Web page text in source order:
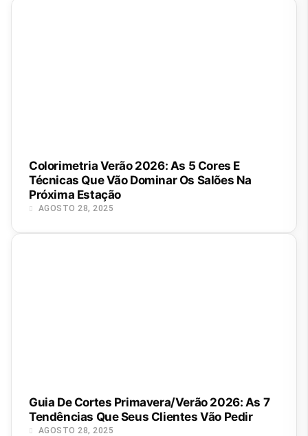
Colorimetria Verão 2026: As 5 Cores E
Técnicas Que Vão Dominar Os Salões Na
Próxima Estação
AGOSTO 28, 2025
Guia De Cortes Primavera/Verão 2026: As 7
Tendências Que Seus Clientes Vão Pedir
AGOSTO 28, 2025